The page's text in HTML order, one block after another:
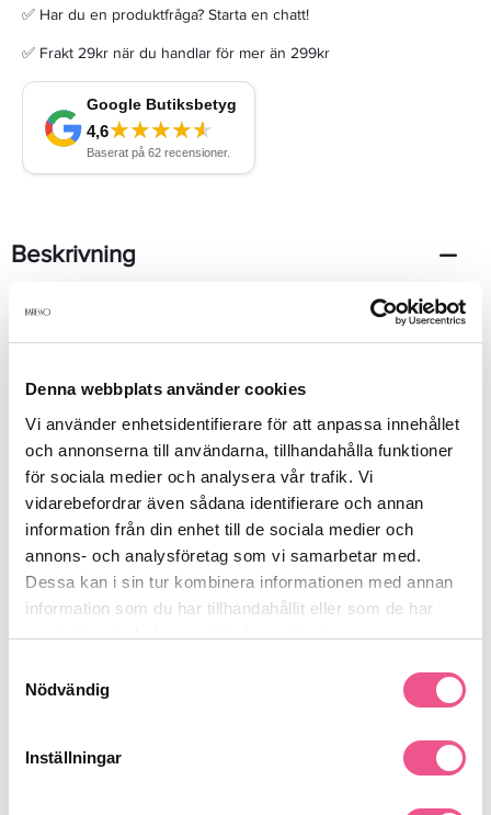
Denna webbplats använder cookies
Vi använder enhetsidentifierare för att anpassa innehållet
och annonserna till användarna, tillhandahålla funktioner
för sociala medier och analysera vår trafik. Vi
vidarebefordrar även sådana identifierare och annan
information från din enhet till de sociala medier och
annons- och analysföretag som vi samarbetar med.
Dessa kan i sin tur kombinera informationen med annan
information som du har tillhandahållit eller som de har
samlat in när du har använt deras tjänster.
Nödvändig
Inställningar
✅ Har du en produktfråga? Starta en chatt!
✅ Frakt 29kr när du handlar för mer än 299kr
Beskrivning
En härlig läppprimer som hjälper till att göra nyansen på ditt
läppstift mer intensiv, den hjälper även till att läppsiftet håller sig
primer enkelt på dina läppar och ger en mjukgörande känsla.
Produktdetaljer
Recensioner